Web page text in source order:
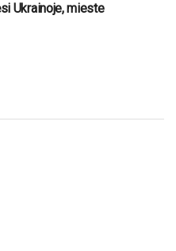
Ukrainoje, mieste